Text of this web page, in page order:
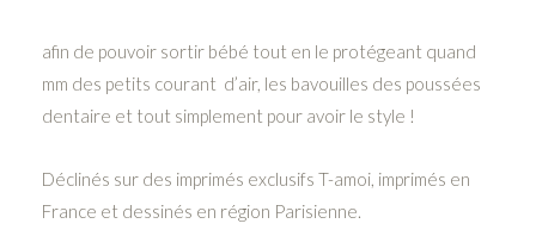
afin de pouvoir sortir bébé tout en le protégeant quand
mm des petits courant d’air, les bavouilles des poussées
dentaire et tout simplement pour avoir le style !
Déclinés sur des imprimés exclusifs T-amoi, imprimés en
France et dessinés en région Parisienne.